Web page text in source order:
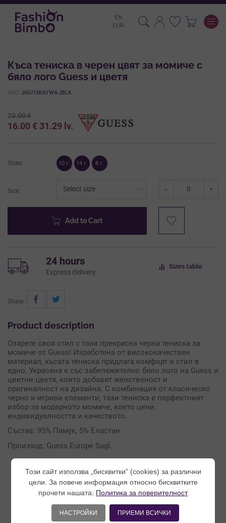
EN
EUR
Къса тениска в черен цвят за момиче с
бяло лого Guess и цветя
SKU: J6GI15K6YW4-JBLK
20.00€
16.00 € 31.29 lv.
Sizes: 10 г. 14 г. 8 г.
Size: - +
Add to Cart
24 hours
Express delivery
Sizes table
Share:
Product description
Озарете своя стил с тази прекрасна черна тениска за
момиче от Guess! Изработена от висококачествен
материал, късата тениска предлага комфорт и стил в
едно. Украсена е със забележително бяло лого на Guess и
цветни цветя, които добавят женственост и
оригиналност на дизайна. С комбинация от класическо
черно и игриви елементи, тази тениска е перфектният
избор за модерното момиче, което цени
индивидуалността и качеството.
Състав: 95% Памук, 5% Еластан
Произход: Guess Europe Sagl.
Related products
Този сайт използва „бисквитки” (cookies) за различни
цели. За повече информация относно бисквитките
прочети нашата: Политика за поверителност
НАСТРОЙКИ ПРИЕМИ ВСИЧКИ